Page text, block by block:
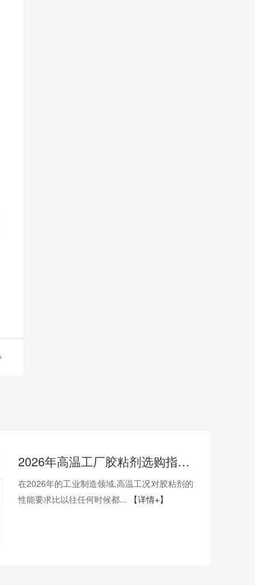
2026年高温工厂胶粘剂选购指南:400度高温工厂选哪一家才能稳得住生产线？
在2026年的工业制造领域,高温工况对胶粘剂的
性能要求比以往任何时候都...
【详情+】